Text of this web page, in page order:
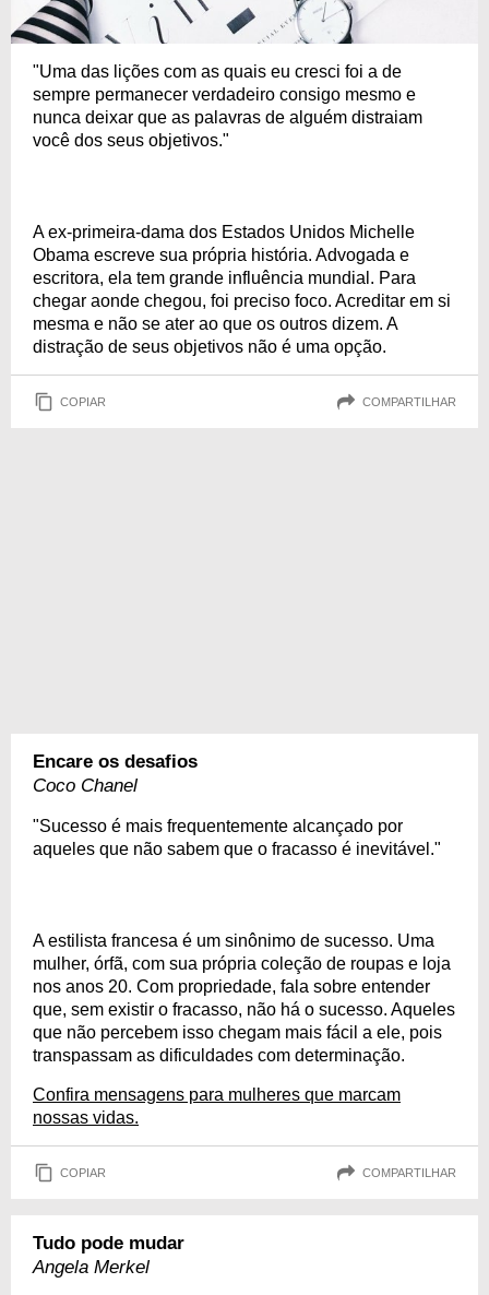
"Uma das lições com as quais eu cresci foi a de
sempre permanecer verdadeiro consigo mesmo e
nunca deixar que as palavras de alguém distraiam
você dos seus objetivos."
A ex-primeira-dama dos Estados Unidos Michelle
Obama escreve sua própria história. Advogada e
escritora, ela tem grande influência mundial. Para
chegar aonde chegou, foi preciso foco. Acreditar em si
mesma e não se ater ao que os outros dizem. A
distração de seus objetivos não é uma opção.
COPIAR COMPARTILHAR
Encare os desafios
Coco Chanel
"Sucesso é mais frequentemente alcançado por
aqueles que não sabem que o fracasso é inevitável."
A estilista francesa é um sinônimo de sucesso. Uma
mulher, órfã, com sua própria coleção de roupas e loja
nos anos 20. Com propriedade, fala sobre entender
que, sem existir o fracasso, não há o sucesso. Aqueles
que não percebem isso chegam mais fácil a ele, pois
transpassam as dificuldades com determinação.
Confira mensagens para mulheres que marcam
nossas vidas.
COPIAR COMPARTILHAR
Tudo pode mudar
Angela Merkel